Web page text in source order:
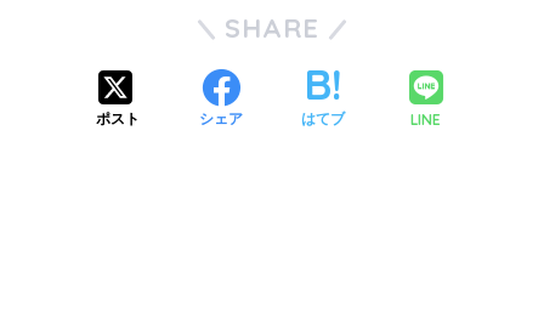
SHARE
ポスト シェア はてブ LINE